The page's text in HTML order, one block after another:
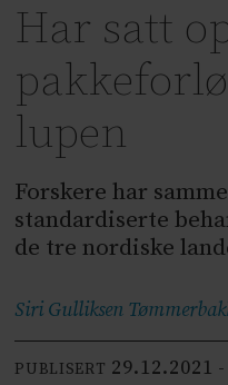
Har satt
lupen
Forskere har
standardiserte
de tre nordiske
Siri Gulliksen
PUBLISERT 29.12.2021